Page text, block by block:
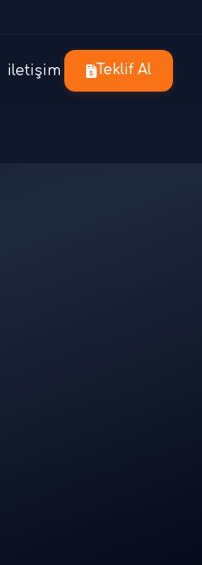
iletişim Teklif Al